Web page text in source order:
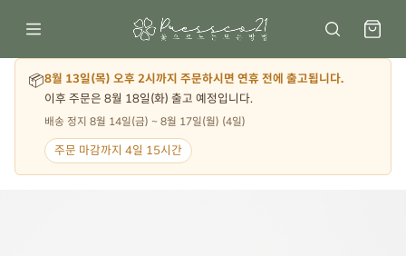
📦8월 13일(목) 오후 2시까지 주문하시면 연휴 전에 출고됩니다.
이후 주문은 8월 18일(화) 출고 예정입니다.
배송 정지 8월 14일(금) ~ 8월 17일(월) (4일)
주문 마감까지 4일 15시간